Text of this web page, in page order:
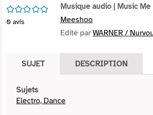
/5
0 avis
Musique audio | Music Me
Meeshoo
Edité parWARNER /
SUJET DESCRIPTION
Sujets
Electro, Dance